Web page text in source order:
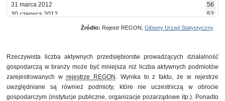
31 marca 2012
56
30 czerwca 2012
52
30 września 2013
31 grudnia 2013
31 marca 2014
56
30 czerwca 2014
55
Źródło: Rejestr REGON, Główny Urząd Statystyczny
Rzeczywista liczba aktywnych przedsiębiorstw prowadzących działalność
gospodarczą w branży może być mniejsza niż liczba aktywnych podmiotów
zarejestrowanych w rejestrze REGON . Wynika to z faktu, że w rejestrze
uwzględniane są również podmioty, które nie uczestniczą w obrocie
gospodarczym (instytucje publiczne, organizacje pozarządowe itp.). Ponadto